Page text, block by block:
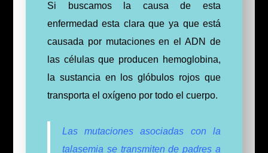
Si buscamos la causa de esta
enfermedad esta clara que ya queestá
causada por mutaciones en el ADN de
las células que producen hemoglobina,
la sustancia en los glóbulos rojos que
transporta el oxígeno por todo el cuerpo.
Las mutaciones asociadas con la
talasemia se transmiten de padres a